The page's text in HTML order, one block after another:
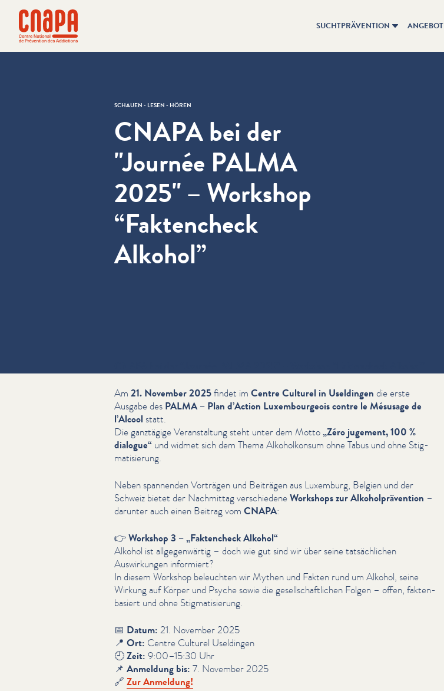
Direkt zum Inhalt springen
cnapa
SUCHTPRÄVENTION ANGEBOT
SCHAUEN - LESEN - HÖREN
CNAPA bei der
"Journée PALMA
2025" – Workshop
“Faktencheck
Alkohol”
Am 21. November 2025findet im Centre Culturel in Useldingen die erste
Ausgabe des PALMA – Plan d’Action Lux­em­bour­geois contre le Mésusage de
l’Alcool statt.
Die ganztägige Ver­anstal­tung steht unter dem Motto„Zéro jugement, 100 %
dialogue“ und widmet sich dem Thema Alko­holkon­sum ohne Tabus und ohne Stig­
ma­tisierung.
Neben spannenden Vorträgen und Beiträgen aus Luxemburg, Belgien und der
Schweiz bietet der Nachmittag ver­schiedeneWorkshops zur Alko­hol­präven­tion –
darunter auch einen Beitrag vom CNAPA:
👉Workshop 3 –„Faktencheck Alkohol“
Alkohol ist all­ge­gen­wär­tig – doch wie gut sind wir über seine tat­säch­lichen
Auswirkun­gen informiert?
In diesem Workshop beleuchten wir Mythen und Fakten rund um Alkohol, seine
Wirkung auf Körper und Psyche sowie die gesellschaftlichen Folgen – offen, fak­ten­
basiert und ohne Stig­ma­tisierung.
📅 Datum: 21. November 2025
📍 Ort: Centre Culturel Useldingen
🕘Zeit: 9:00–15:30 Uhr
📌 Anmeldung bis: 7. November 2025
🔗 Zur Anmeldung!
Cookie-Einstellungen